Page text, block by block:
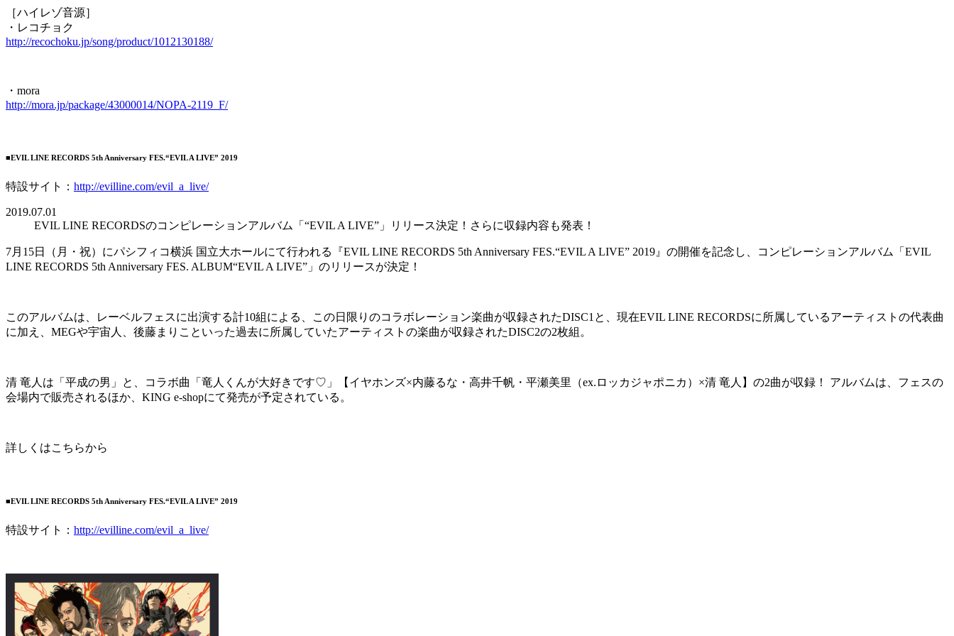
［ハイレゾ音源］
・レコチョク
http://recochoku.jp/song/product/1012130188/
・mora
http://mora.jp/package/43000014/NOPA-2119_F/
■EVIL LINE RECORDS 5th Anniversary FES.“EVIL A LIVE” 2019
特設サイト： http://evilline.com/evil_a_live/
2019.07.01
EVIL LINE RECORDSのコンピレーションアルバム「“EVIL A LIVE”」リリース決定！さらに収録内容も発表！
7月15日（月・祝）にパシフィコ横浜 国立大ホールにて行われる『EVIL LINE RECORDS 5th Anniversary FES.“EVIL A LIVE” 2019』の開催を記念し、コンピレーションアルバム「EVIL
LINE RECORDS 5th Anniversary FES. ALBUM“EVIL A LIVE”」のリリースが決定！
このアルバムは、レーベルフェスに出演する計10組による、この日限りのコラボレーション楽曲が収録されたDISC1と、現在EVIL LINE RECORDSに所属しているアーティストの代表曲
に加え、MEGや宇宙人、後藤まりこといった過去に所属していたアーティストの楽曲が収録されたDISC2の2枚組。
清 竜人は「平成の男」と、コラボ曲「竜人くんが大好きです♡」【イヤホンズ×内藤るな・高井千帆・平瀬美里（ex.ロッカジャポニカ）×清 竜人】の2曲が収録！ アルバムは、フェスの
会場内で販売されるほか、KING e-shopにて発売が予定されている。
詳しくはこちらから
■EVIL LINE RECORDS 5th Anniversary FES.“EVIL A LIVE” 2019
特設サイト： http://evilline.com/evil_a_live/